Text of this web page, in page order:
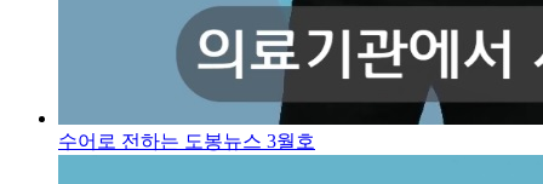
수어로 전하는 도봉뉴스 3월호